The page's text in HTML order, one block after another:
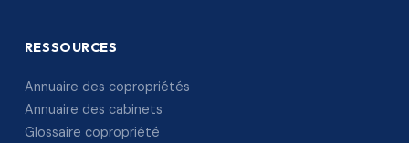
RESSOURCES
Annuaire des copropriétés
Annuaire des cabinets
Glossaire copropriété